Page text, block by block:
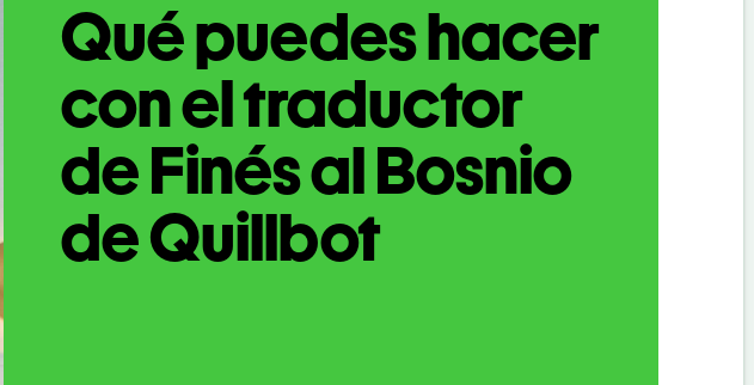
Qué puedes hacer
con el traductor
de Finés al Bosnio
de Quillbot